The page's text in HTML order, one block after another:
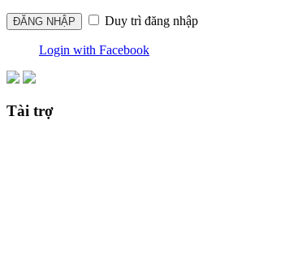
Duy trì đăng nhập
Login with Facebook
Tài trợ